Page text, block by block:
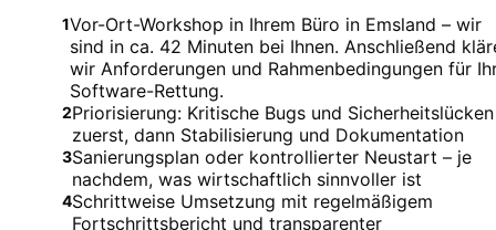
1Vor-Ort-Workshop in Ihrem Büro in Emsland – wir
sind in ca. 42 Minuten bei Ihnen. Anschließend
wir Anforderungen und Rahmenbedingungen für
Software-Rettung.
2Priorisierung: Kritische Bugs und Sicherheitslücken
zuerst, dann Stabilisierung und Dokumentation
3Sanierungsplan oder kontrollierter Neustart – je
nachdem, was wirtschaftlich sinnvoller ist
4Schrittweise Umsetzung mit regelmäßigem
Fortschrittsbericht und transparenter